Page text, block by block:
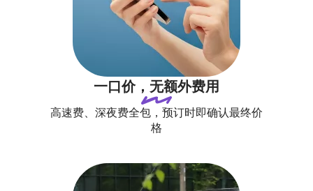
一口价，无额外费用
高速费、深夜费全包，预订时即确认最终价
格